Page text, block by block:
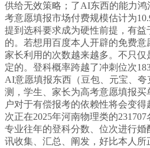
供给无效策略；了AI东西的能力鸿
考意愿填报市场付费规模估计为
提到选科要求成为硬性前提，有益
的。若想用百度本人开辟的免费
家长利用的次数越来越多。不只
定的。登科概率跨越了冲刺位次
AI意愿填报东西（豆包、元宝、
测，学生、家长为高考意愿填报买
户对于有偿报考的依赖性将会变
次正在2025年河南物理类的
专业往年的登科分数、位次进行
讯收集、汇总、阐发，好比本人